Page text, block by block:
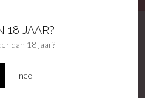
18 JAAR?
dan 18 jaar?
nee